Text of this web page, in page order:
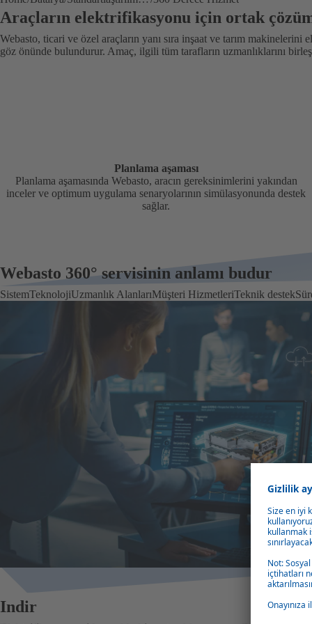
Araçların elektrifikasyonu için ortak
Webasto, ticari ve özel araçların yanı sıra inşaat ve tarım
göz önünde bulundurur. Amaç, ilgili tüm tarafların uzmanlıklarını
Planlama aşaması
Planlama aşamasında Webasto, aracın gereksinimlerini yakından
inceler ve optimum uygulama senaryolarının simülasyonunda destek
sağlar.
Webasto 360° servisinin anlamı budur
SistemTeknolojiUzmanlık AlanlarıMüşteri HizmetleriTeknik destek
Indir